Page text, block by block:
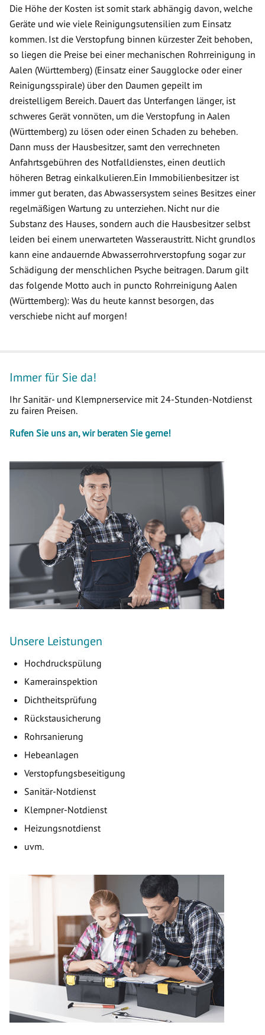
Die Höhe der Kosten ist somit stark abhängig davon, welche
Geräte und wie viele Reinigungsutensilien zum Einsatz
kommen. Ist die Verstopfung binnen kürzester Zeit behoben,
so liegen die Preise bei einer mechanischen Rohrreinigung in
Aalen (Württemberg) (Einsatz einer Saugglocke oder einer
Reinigungsspirale) über den Daumen gepeilt im
dreistelligem Bereich. Dauert das Unterfangen länger, ist
schweres Gerät vonnöten, um die Verstopfung in Aalen
(Württemberg) zu lösen oder einen Schaden zu beheben.
Dann muss der Hausbesitzer, samt den verrechneten
Anfahrtsgebühren des Notfalldienstes, einen deutlich
höheren Betrag einkalkulieren.Ein Immobilienbesitzer ist
immer gut beraten, das Abwassersystem seines Besitzes einer
regelmäßigen Wartung zu unterziehen. Nicht nur die
Substanz des Hauses, sondern auch die Hausbesitzer selbst
leiden bei einem unerwarteten Wasseraustritt. Nicht grundlos
kann eine andauernde Abwasserrohrverstopfung sogar zur
Schädigung der menschlichen Psyche beitragen. Darum gilt
das folgende Motto auch in puncto Rohrreinigung Aalen
(Württemberg): Was du heute kannst besorgen, das
verschiebe nicht auf morgen!
Immer für Sie da!
Ihr Sanitär- und Klempnerservice mit 24-Stunden-Notdienst
zu fairen Preisen.
Rufen Sie uns an, wir beraten Sie gerne!
Unsere Leistungen
Hochdruckspülung
Kamerainspektion
Dichtheitsprüfung
Rückstausicherung
Rohrsanierung
Hebeanlagen
Verstopfungsbeseitigung
Sanitär-Notdienst
Klempner-Notdienst
Heizungsnotdienst
uvm.